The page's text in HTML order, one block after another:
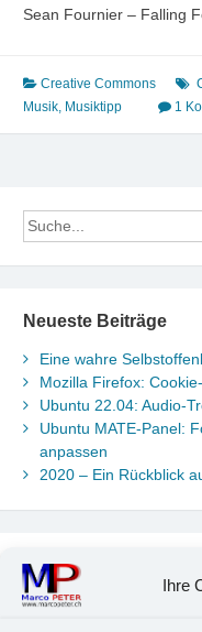
Ihre
Sean Fournier – Falling
Creative Commons
Musik, Musiktipp 1
Neueste Beiträge
Eine wahre
Mozilla Firefox:
Ubuntu 22.04: Audio-
Ubuntu MATE-Panel:
anpassen
2020 – Ein Rückblick
Neueste Kommentare
Chr. Kotte